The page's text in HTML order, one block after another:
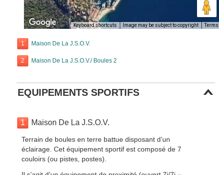
Keyboard shortcuts Image may be subject to copyright Terms
1 Maison De La J.S.O.V.
2 Maison De La J.S.O.V./ Boules 2
EQUIPEMENTS SPORTIFS
1 Maison De La J.S.O.V.
Terrain de boules en terre battue disposant d’un
éclairage. Cet équipement sportif est composé de 7
couloirs (ou pistes, postes).